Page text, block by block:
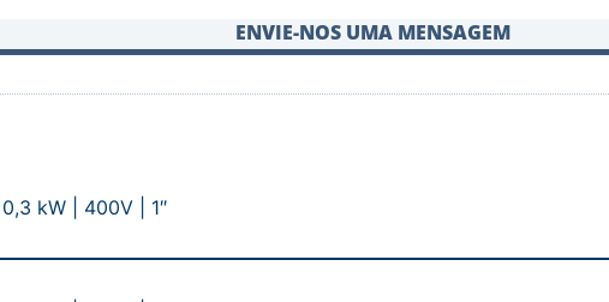
ENVIE-NOS UMA MENSAGEM
kW | 400V | 1″